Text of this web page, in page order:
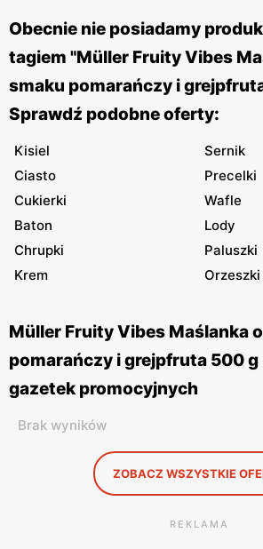
Obecnie nie posiadamy
tagiem "Müller Fruity Vibes
smaku pomarańczy i
Sprawdź podobne oferty:
Kisiel
Sernik
Ciasto
Precelki
Cukierki
Wafle
Baton
Lody
Chrupki
Paluszki
Krem
Orzeszki
Müller Fruity Vibes Maślanka
pomarańczy i grejpfruta 500
gazetek promocyjnych
Brak wyników
ZOBACZ WSZYSTKIE
REKLAMA